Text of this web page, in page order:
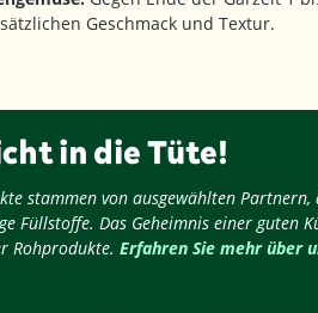
Geschmack und Textur.
in die Tüte!
stammen von ausgewählten Partnern,
Füllstoffe. Das Geheimnis einer guten
Rohprodukte. Erfahren Sie mehr über